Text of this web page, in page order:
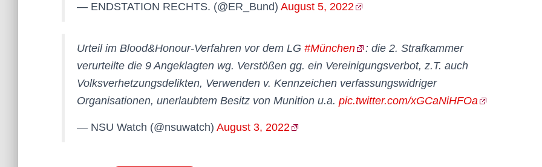
— ENDSTATION RECHTS. (@ER_Bund) August 5, 2022
Urteil im Blood&Honour-Verfahren vor dem LG #München
: die 2. Strafkammer
verurteilte die 9 Angeklagten wg. Verstößen gg. ein Vereinigungsverbot, z.T. auch
Volksverhetzungsdelikten, Verwenden v. Kennzeichen verfassungswidriger
Organisationen, unerlaubtem Besitz von Munition u.a. pic.twitter.com/xGCaNiHFOa
— NSU Watch (@nsuwatch) August 3, 2022